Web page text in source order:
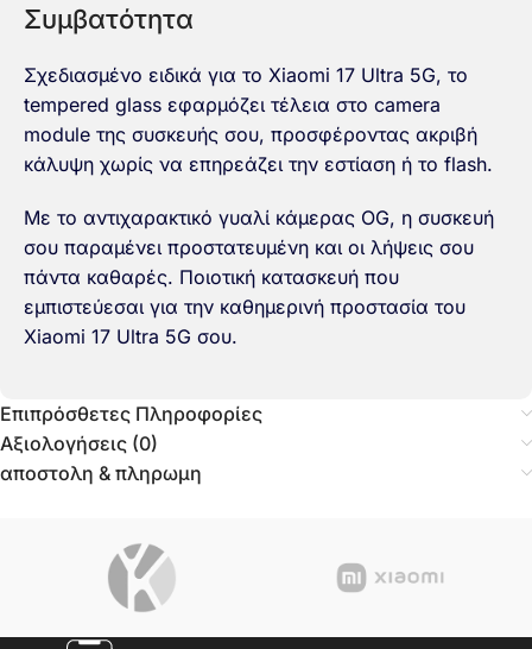
Συμβατότητα
Σχεδιασμένο ειδικά για το Xiaomi 17 Ultra 5G, το
tempered glass εφαρμόζει τέλεια στο camera
module της συσκευής σου, προσφέροντας ακριβή
κάλυψη χωρίς να επηρεάζει την εστίαση ή το flash.
Με το αντιχαρακτικό γυαλί κάμερας OG, η συσκευή
σου παραμένει προστατευμένη και οι λήψεις σου
πάντα καθαρές. Ποιοτική κατασκευή που
εμπιστεύεσαι για την καθημερινή προστασία του
Xiaomi 17 Ultra 5G σου.
Επιπρόσθετες Πληροφορίες
Αξιολογήσεις (0)
αποστολη & πληρωμη